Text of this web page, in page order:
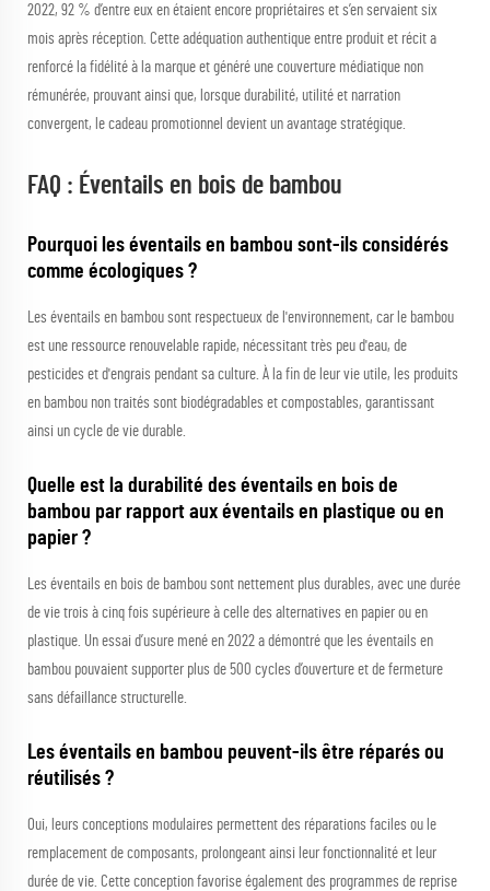
2022, 92 % d’entre eux en étaient encore propriétaires et s’en servaient six
mois après réception. Cette adéquation authentique entre produit et récit a
renforcé la fidélité à la marque et généré une couverture médiatique non
rémunérée, prouvant ainsi que, lorsque durabilité, utilité et narration
convergent, le cadeau promotionnel devient un avantage stratégique.
FAQ : Éventails en bois de bambou
Pourquoi les éventails en bambou sont-ils considérés
comme écologiques ?
Les éventails en bambou sont respectueux de l'environnement, car le bambou
est une ressource renouvelable rapide, nécessitant très peu d'eau, de
pesticides et d'engrais pendant sa culture. À la fin de leur vie utile, les produits
en bambou non traités sont biodégradables et compostables, garantissant
ainsi un cycle de vie durable.
Quelle est la durabilité des éventails en bois de
bambou par rapport aux éventails en plastique ou en
papier ?
Les éventails en bois de bambou sont nettement plus durables, avec une durée
de vie trois à cinq fois supérieure à celle des alternatives en papier ou en
plastique. Un essai d’usure mené en 2022 a démontré que les éventails en
bambou pouvaient supporter plus de 500 cycles d’ouverture et de fermeture
sans défaillance structurelle.
Les éventails en bambou peuvent-ils être réparés ou
réutilisés ?
Oui, leurs conceptions modulaires permettent des réparations faciles ou le
remplacement de composants, prolongeant ainsi leur fonctionnalité et leur
durée de vie. Cette conception favorise également des programmes de reprise